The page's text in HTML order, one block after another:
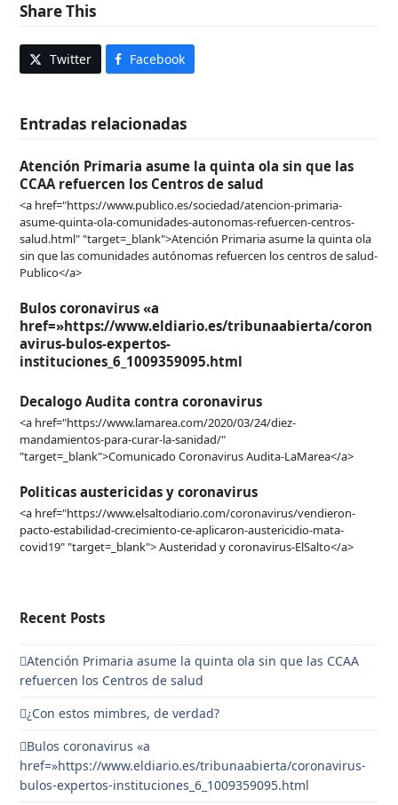
Share This
Twitter Facebook
Entradas relacionadas
Atención Primaria asume la quinta ola sin que las
CCAA refuercen los Centros de salud
<a href="https://www.publico.es/sociedad/atencion-primaria-
asume-quinta-ola-comunidades-autonomas-refuercen-centros-
salud.html" "target=_blank">Atención Primaria asume la quinta ola
sin que las comunidades autónomas refuercen los centros de salud-
Publico</a>
Bulos coronavirus «a
href=»https://www.eldiario.es/tribunaabierta/coron
avirus-bulos-expertos-
instituciones_6_1009359095.html
Decalogo Audita contra coronavirus
<a href="https://www.lamarea.com/2020/03/24/diez-
mandamientos-para-curar-la-sanidad/"
"target=_blank">Comunicado Coronavirus Audita-LaMarea</a>
Politicas austericidas y coronavirus
<a href="https://www.elsaltodiario.com/coronavirus/vendieron-
pacto-estabilidad-crecimiento-ce-aplicaron-austericidio-mata-
covid19" "target=_blank"> Austeridad y coronavirus-ElSalto</a>
Recent Posts
Atención Primaria asume la quinta ola sin que las CCAA
refuercen los Centros de salud
¿Con estos mimbres, de verdad?
Bulos coronavirus «a
href=»https://www.eldiario.es/tribunaabierta/coronavirus-
bulos-expertos-instituciones_6_1009359095.html